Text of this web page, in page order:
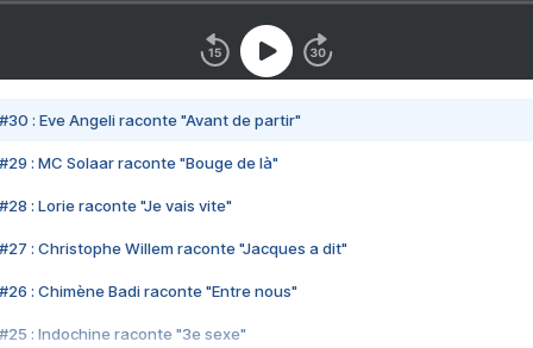
#30 : Eve Angeli raconte "Avant de partir"
#29 : MC Solaar raconte "Bouge de là"
#28 : Lorie raconte "Je vais vite"
#27 : Christophe Willem raconte "Jacques a dit"
#26 : Chimène Badi raconte "Entre nous"
#25 : Indochine raconte "3e sexe"